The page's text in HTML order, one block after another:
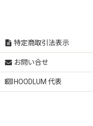
特定商取引法表示
お問い合せ
HOODLUM 代表